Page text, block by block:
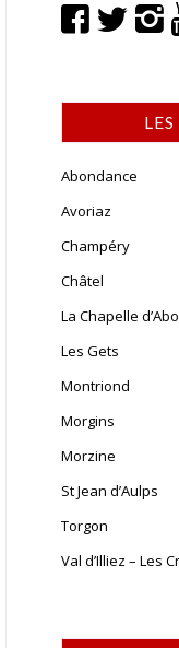
Abondance
Avoriaz
Champéry
Châtel
La Chapelle
Les Gets
Montriond
Morgins
Morzine
St Jean d’Aulps
Torgon
Val d’Illiez – Les